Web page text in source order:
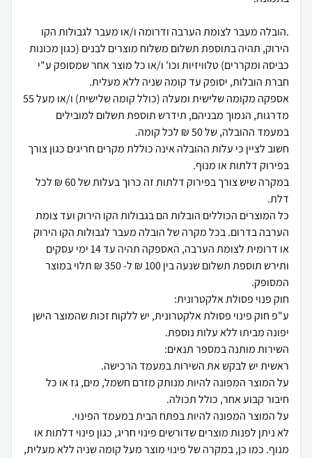
.הובלה מעבר לצומת הערבה ודרומה ו/או מעבר לגבולות הקו
הירוק, תהיה בתוספת תשלום משלוח מוצרים לבנים (כגון מכונות
כביסה ומקררים) טלוויזיות וכו' ו/או כל מוצר אחר שמסופק ע"י
אספקה מקומה שלישית ומעלה (כולל קומה שלישית) ו/או מעל 55
מדרגות, הנמוך מבניהם, תידרש תוספת תשלום למובילים
חשוב לציין כי עלות ההובלה אינה כוללת מקרים חריגים כגון צורך
במקרה שיש צורך בפירוק דלתות זה כרוך בעלות של 60 ₪ לכל
כל המוצרים הכוללים הובלות הם בגבולות הקו הירוק ועד צומת
הערבה בדרום. בכל מקרה של הובלה מעבר לגבולות הקו הירוק
או דרומית לצומת הערבה, האספקה תהיה עד 14 ימי עסקים
ותירש תוספת תשלום שנעה בין 100 ₪ ל- 350 ₪ תלוי במוצר
ע"פ חוק פינוי פסולת אלקטרונית, יש ללקוח זכות שהמוצר הישן
על המוצר המפונה להיות מנותק מזרם חשמל, מים, גז או כל
לא ניתן לפנות מוצרים שדורשים פינוי חריג, כגון פינוי דלתות או
מנוף. כמו כן, במקרה של פינוי מוצר מעל קומה שניה ללא מעלית,